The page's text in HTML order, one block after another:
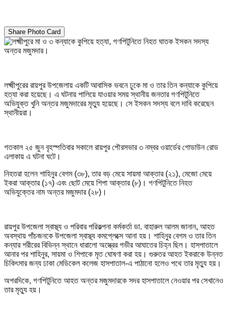
Share Photo Card
লক্ষ্মীপুরের রায়পুর উপজেলায় একটি আবাসিক ভবনে ঢুকে মা ও তার তিন কন্যাকে কুপিয়ে
হত্যা করা হয়েছে। এ ঘটনায় পালিয়ে যাওয়ার সময় স্থানীয় জনতার গণপিটুনিতে
অভিযুক্ত খুনি অন্তর মজুমদারের মৃত্যু হয়েছে। সে ইসকন সদস্য বলে দাবি করেছেন
স্থানীয়রা।
গতকাল ২৫ জুন বৃহস্পতিবার সকালে রায়পুর পৌরসভার ৩ নম্বর ওয়ার্ডের গোডাউন রোড
এলাকায় এ ঘটনা ঘটে।
নিহতরা হলেন শাহিনুর বেগম (৩৮), তার বড় মেয়ে সায়মা আক্তার (২১), মেজো মেয়ে
ইকরা আক্তার (১৭) এবং ছোট মেয়ে শিপা আক্তার (৮)। গণপিটুনিতে নিহত
অভিযুক্তের নাম অন্তর মজুমদার (২৮)।
রায়পুর উপজেলা স্বাস্থ্য ও পরিবার পরিকল্পনা কর্মকর্তা ডা. বাহারুল আলম জানান, আহত
অবস্থায় পাঁচজনকে উপজেলা স্বাস্থ্য কমপ্লেক্সে আনা হয়। শাহিনুর বেগম ও তার তিন
কন্যার শরীরের বিভিন্ন স্থানে ধারালো অস্ত্রের গভীর আঘাতের চিহ্ন ছিল। হাসপাতালে
আনার পর শাহিনুর, সায়মা ও শিপাকে মৃত ঘোষণা করা হয়। গুরুতর আহত ইকরাকে উন্নত
চিকিৎসার জন্য ঢাকা মেডিকেল কলেজ হাসপাতাল-এ পাঠানো হলেও পথে তার মৃত্যু হয়।
অপরদিকে, গণপিটুনিতে আহত অন্তর মজুমদারকে সদর হাসপাতালে নেওয়ার পর সেখানেও
তার মৃত্যু হয়।